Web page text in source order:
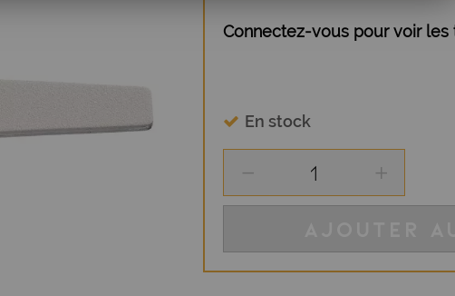
Connectez-vous pour voir
En stock